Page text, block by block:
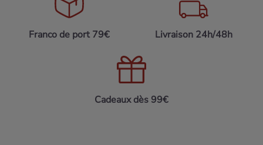
Franco de port 79€ Livraison 24h/48h
Cadeaux dès 99€